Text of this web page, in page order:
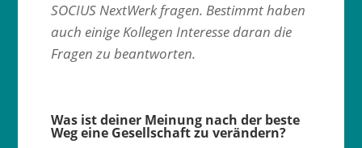
SOCIUS NextWerk fragen. Bestimmt haben
auch einige Kollegen Interesse daran die
Fragen zu beantworten.
Was ist deiner Meinung nach der beste
Weg eine Gesellschaft zu verändern?